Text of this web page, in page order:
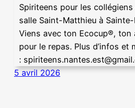
Spiriteens pour les collégiens
salle Saint-Matthieu à
Viens avec ton Ecocup®, ton
pour le repas. Plus d’infos et
:
5 avril 2026